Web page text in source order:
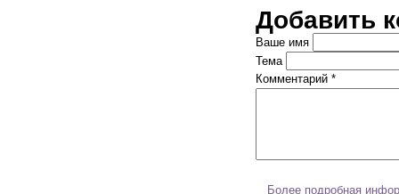
Добавить
Ваше имя
Тема
Комментарий *
Более подробная